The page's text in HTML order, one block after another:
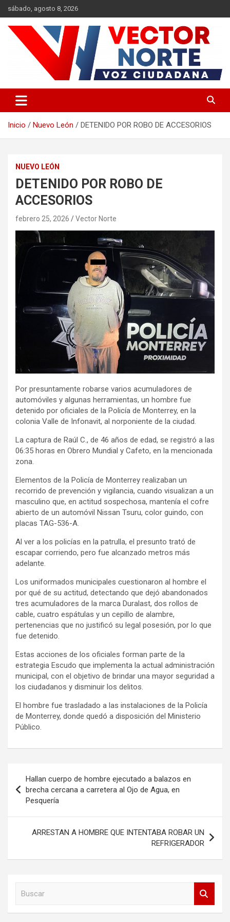
Saltar
al
contenido
sábado, agosto 8, 2026
Vector Norte
Inicio Nuevo León DETENIDO POR ROBO DE ACCESORIOS
NUEVO LEÓN
DETENIDO POR ROBO DE
ACCESORIOS
febrero 25, 2026 Vector Norte
Por presuntamente robarse varios acumuladores de
automóviles y algunas herramientas, un hombre fue
detenido por oficiales de la Policía de Monterrey, en la
colonia Valle de Infonavit, al norponiente de la ciudad.
La captura de Raúl C., de 46 años de edad, se registró a las
06:35 horas en Obrero Mundial y Cafeto, en la mencionada
zona.
Elementos de la Policía de Monterrey realizaban un
recorrido de prevención y vigilancia, cuando visualizan a un
masculino que, en actitud sospechosa, mantenía el cofre
abierto de un automóvil Nissan Tsuru, color guindo, con
placas TAG-536-A.
Al ver a los policías en la patrulla, el presunto trató de
escapar corriendo, pero fue alcanzado metros más
adelante.
Los uniformados municipales cuestionaron al hombre el
por qué de su actitud, detectando que dejó abandonados
tres acumuladores de la marca Duralast, dos rollos de
cable, cuatro espátulas y un cepillo de alambre,
pertenencias que no justificó su legal posesión, por lo que
fue detenido.
Estas acciones de los oficiales forman parte de la
estrategia Escudo que implementa la actual administración
municipal, con el objetivo de brindar una mayor seguridad a
los ciudadanos y disminuir los delitos.
El hombre fue trasladado a las instalaciones de la Policía
de Monterrey, donde quedó a disposición del Ministerio
Público.
de
entradas
Hallan cuerpo de hombre ejecutado a balazos en
brecha cercana a carretera al Ojo de Agua, en
Pesquería
ARRESTAN A HOMBRE QUE INTENTABA ROBAR UN
REFRIGERADOR